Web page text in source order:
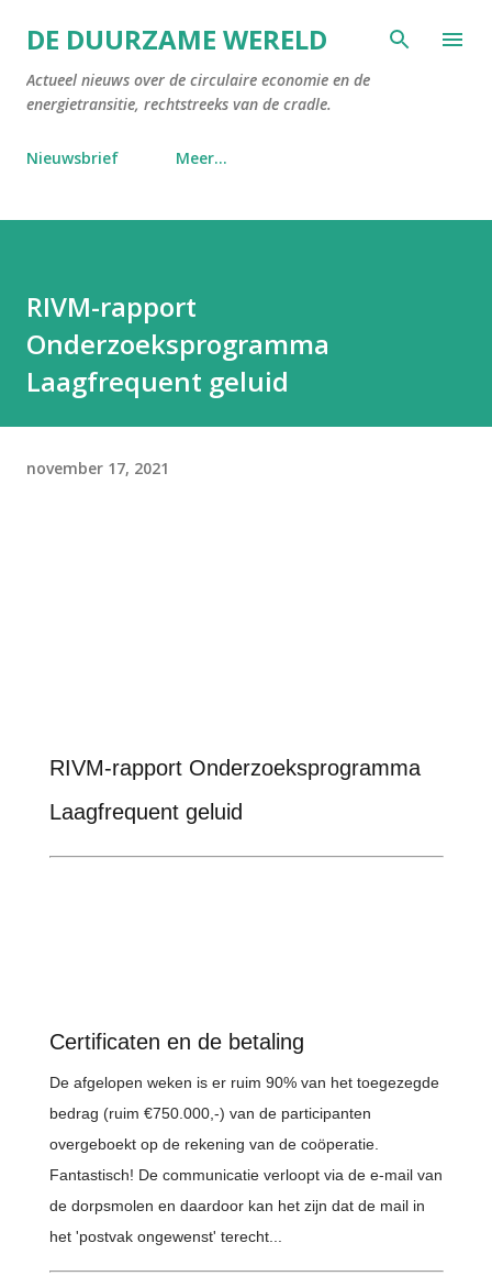
Doorgaan naar hoofdcontent
DE DUURZAME WERELD
Actueel nieuws over de circulaire economie en de
energietransitie, rechtstreeks van de cradle.
Nieuwsbrief Meer…
RIVM-rapport
Onderzoeksprogramma
Laagfrequent geluid
november 17, 2021
RIVM-rapport Onderzoeksprogramma
Laagfrequent geluid
Certificaten en de betaling
De afgelopen weken is er ruim 90% van het toegezegde
bedrag (ruim €750.000,-) van de participanten
overgeboekt op de rekening van de coöperatie.
Fantastisch! De communicatie verloopt via de e-mail van
de dorpsmolen en daardoor kan het zijn dat de mail in
het 'postvak ongewenst' terecht...